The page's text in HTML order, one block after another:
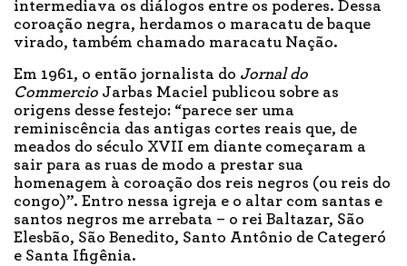
intermediava os diálogos entre os poderes. Dessa
coroação negra, herdamos o maracatu de baque
virado, também chamado maracatu Nação.
Em 1961, o então jornalista do Jornal do
Commercio Jarbas Maciel publicou sobre as
origens desse festejo: “parece ser uma
reminiscência das antigas cortes reais que, de
meados do século XVII em diante começaram a
sair para as ruas de modo a prestar sua
homenagem à coroação dos reis negros (ou reis do
congo)”. Entro nessa igreja e o altar com santas e
santos negros me arrebata – o rei Baltazar, São
Elesbão, São Benedito, Santo Antônio de Categeró
e Santa Ifigênia.